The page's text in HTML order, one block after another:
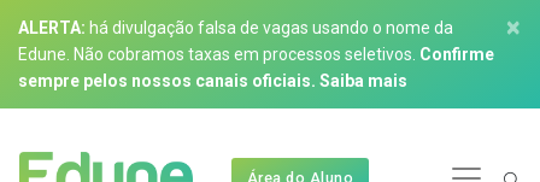
ALERTA: há divulgação falsa de vagas usando o nome da
Edune. Não cobramos taxas em processos seletivos. Confirme
sempre pelos nossos canais oficiais. Saiba mais
×
Área do Aluno